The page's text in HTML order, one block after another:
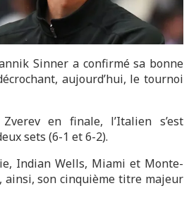
Sinner a confirmé sa bonne
aujourd’hui, le tournoi
en finale, l’Italien s’est
sets (6-1 et 6-2).
Indian Wells, Miami et Monte-
ainsi, son cinquième titre majeur